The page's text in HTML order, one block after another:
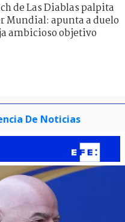
de Las Diablas palpita
Mundial: apunta a duelo
ambicioso objetivo
De Noticias